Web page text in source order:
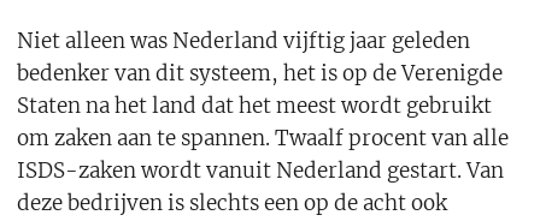
Niet alleen was Nederland vijftig jaar geleden
bedenker van dit systeem, het is op de Verenigde
Staten na het land dat het meest wordt gebruikt
om zaken aan te spannen. Twaalf procent van alle
ISDS-zaken wordt vanuit Nederland gestart. Van
deze bedrijven is slechts een op de acht ook